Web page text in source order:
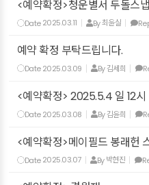
<예약확정>청운별서 두돌스
Date 2025.03.11 By최윤실
예약 확정 부탁드립니다.
Date 2025.03.09 By김세희
<예약확정> 2025.5.4 일 12
Date 2025.03.08 By김윤희
<예약확정>메이필드 봉래헌
Date 2025.03.07 By박현진